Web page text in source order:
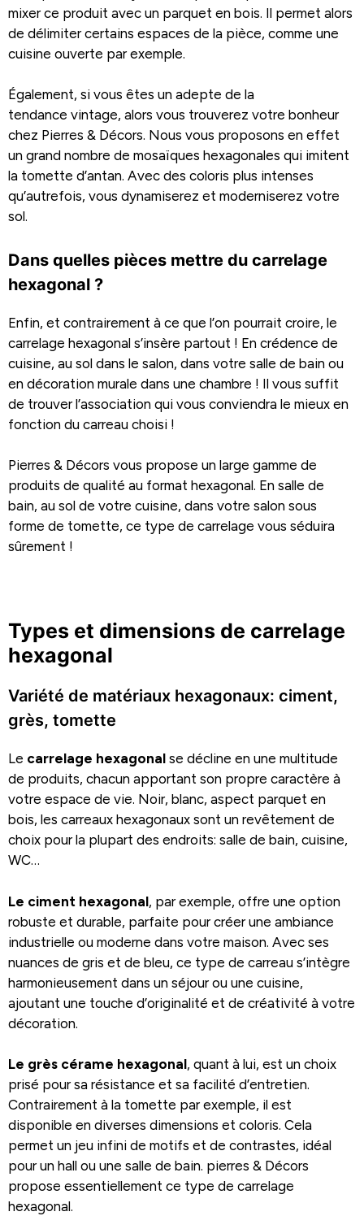
mixer ce produit avec un parquet en bois. Il permet alors
de délimiter certains espaces de la pièce, comme une
cuisine ouverte par exemple.
Également, si vous êtes un adepte de la
tendance vintage, alors vous trouverez votre bonheur
chez Pierres & Décors. Nous vous proposons en effet
un grand nombre de mosaïques hexagonales qui imitent
la tomette d’antan. Avec des coloris plus intenses
qu’autrefois, vous dynamiserez et moderniserez votre
sol.
Dans quelles pièces mettre du carrelage
hexagonal ?
Enfin, et contrairement à ce que l’on pourrait croire, le
carrelage hexagonal s’insère partout ! En crédence de
cuisine, au sol dans le salon, dans votre salle de bain ou
en décoration murale dans une chambre ! Il vous suffit
de trouver l’association qui vous conviendra le mieux en
fonction du carreau choisi !
Pierres & Décors vous propose un large gamme de
produits de qualité au format hexagonal. En salle de
bain, au sol de votre cuisine, dans votre salon sous
forme de tomette, ce type de carrelage vous séduira
sûrement !
Types et dimensions de carrelage
hexagonal
Variété de matériaux hexagonaux: ciment,
grès, tomette
Le carrelage hexagonal se décline en une multitude
de produits, chacun apportant son propre caractère à
votre espace de vie. Noir, blanc, aspect parquet en
bois, les carreaux hexagonaux sont un revêtement de
choix pour la plupart des endroits: salle de bain, cuisine,
WC…
Le ciment hexagonal, par exemple, offre une option
robuste et durable, parfaite pour créer une ambiance
industrielle ou moderne dans votre maison. Avec ses
nuances de gris et de bleu, ce type de carreau s’intègre
harmonieusement dans un séjour ou une cuisine,
ajoutant une touche d’originalité et de créativité à votre
décoration.
Le grès cérame hexagonal, quant à lui, est un choix
prisé pour sa résistance et sa facilité d’entretien.
Contrairement à la tomette par exemple, il est
disponible en diverses dimensions et coloris. Cela
permet un jeu infini de motifs et de contrastes, idéal
pour un hall ou une salle de bain. pierres & Décors
propose essentiellement ce type de carrelage
hexagonal.